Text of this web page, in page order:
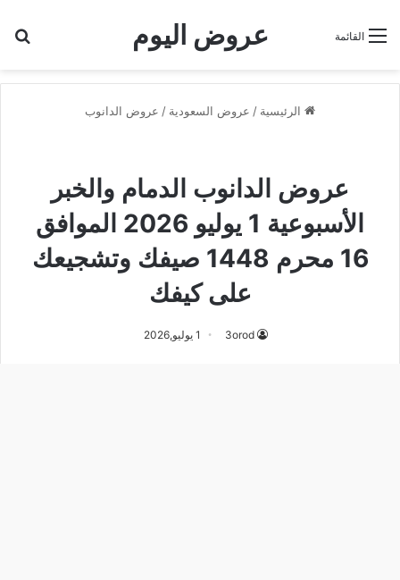
عروض اليوم القائمة
الرئيسية / عروض السعودية / عروض الدانوب
عروض الدانوب الدمام والخبر
الأسبوعية 1 يوليو 2026 الموافق
16 محرم 1448 صيفك وتشجيعك
على كيفك
3orod 1 يوليو,2026